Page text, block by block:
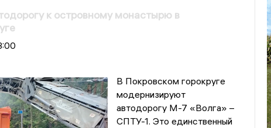
к островному монастырю в
В Покровском горокруге
модернизируют
автодорогу М-7 «Волга» –
СПТУ-1. Это единственный